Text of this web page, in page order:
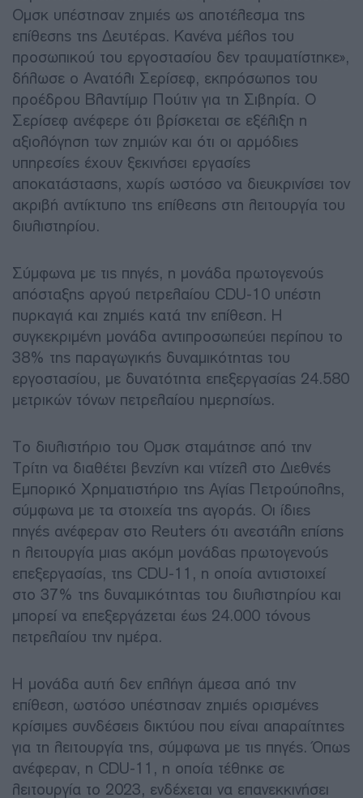
Ομσκ υπέστησαν ζημιές ως αποτέλεσμα της
επίθεσης της Δευτέρας. Κανένα μέλος του
προσωπικού του εργοστασίου δεν τραυματίστηκε»,
δήλωσε ο Ανατόλι Σερίσεφ, εκπρόσωπος του
προέδρου Βλαντίμιρ Πούτιν για τη Σιβηρία. Ο
Σερίσεφ ανέφερε ότι βρίσκεται σε εξέλιξη η
αξιολόγηση των ζημιών και ότι οι αρμόδιες
υπηρεσίες έχουν ξεκινήσει εργασίες
αποκατάστασης, χωρίς ωστόσο να διευκρινίσει τον
ακριβή αντίκτυπο της επίθεσης στη λειτουργία του
διυλιστηρίου.
Σύμφωνα με τις πηγές, η μονάδα πρωτογενούς
απόσταξης αργού πετρελαίου CDU-10 υπέστη
πυρκαγιά και ζημιές κατά την επίθεση. Η
συγκεκριμένη μονάδα αντιπροσωπεύει περίπου το
38% της παραγωγικής δυναμικότητας του
εργοστασίου, με δυνατότητα επεξεργασίας 24.580
μετρικών τόνων πετρελαίου ημερησίως.
Το διυλιστήριο του Ομσκ σταμάτησε από την
Τρίτη να διαθέτει βενζίνη και ντίζελ στο Διεθνές
Εμπορικό Χρηματιστήριο της Αγίας Πετρούπολης,
σύμφωνα με τα στοιχεία της αγοράς. Οι ίδιες
πηγές ανέφεραν στο Reuters ότι ανεστάλη επίσης
η λειτουργία μιας ακόμη μονάδας πρωτογενούς
επεξεργασίας, της CDU-11, η οποία αντιστοιχεί
στο 37% της δυναμικότητας του διυλιστηρίου και
μπορεί να επεξεργάζεται έως 24.000 τόνους
πετρελαίου την ημέρα.
Η μονάδα αυτή δεν επλήγη άμεσα από την
επίθεση, ωστόσο υπέστησαν ζημιές ορισμένες
κρίσιμες συνδέσεις δικτύου που είναι απαραίτητες
για τη λειτουργία της, σύμφωνα με τις πηγές. Όπως
ανέφεραν, η CDU-11, η οποία τέθηκε σε
λειτουργία το 2023, ενδέχεται να επανεκκινήσει